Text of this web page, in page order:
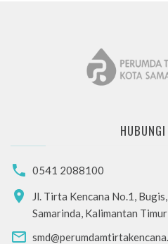
0541 2088100
Jl. Tirta Kencana No.1,
Samarinda, Kalimantan